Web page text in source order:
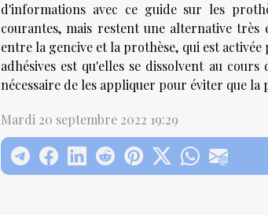
d'informations avec ce guide sur les
courantes, mais restent une alternative
entre la gencive et la prothèse, qui est
adhésives est qu'elles se dissolvent au
nécessaire de les appliquer pour éviter que
Mardi 20 septembre 2022 19:29